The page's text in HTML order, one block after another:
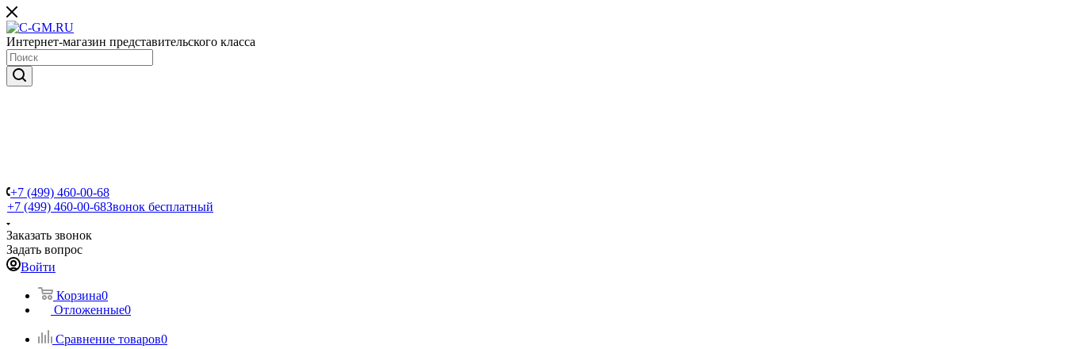
Интернет-магазин представительского класса
+7 (499) 460-00-68
+7 (499) 460-00-68Звонок бесплатный
Заказать звонок
Задать вопрос
Войти
Корзина0
Отложенные0
Сравнение товаров0